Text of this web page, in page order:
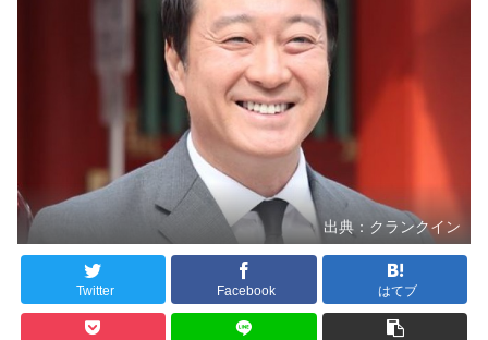
出典：クランクイン
Twitter Facebook はてブ